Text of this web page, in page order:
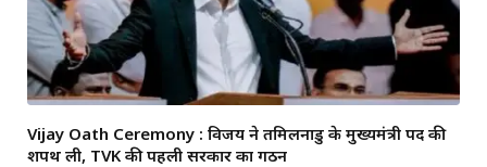
Vijay Oath Ceremony : विजय ने तमिलनाडु के मुख्यमंत्री पद की
शपथ ली, TVK की पहली सरकार का गठन